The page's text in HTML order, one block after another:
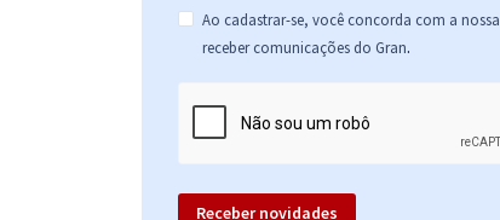
Ao cadastrar-se, você concorda com a nossa
receber comunicações do Gran.
Receber novidades